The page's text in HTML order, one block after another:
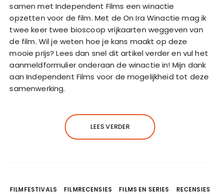
samen met Independent Films een winactie
opzetten voor de film. Met de On Ira Winactie mag ik
twee keer twee bioscoop vrijkaarten weggeven van
de film. Wil je weten hoe je kans maakt op deze
mooie prijs? Lees dan snel dit artikel verder en vul het
aanmeldformulier onderaan de winactie in! Mijn dank
aan Independent Films voor de mogelijkheid tot deze
samenwerking.
LEES VERDER
FILMFESTIVALS FILMRECENSIES FILMS EN SERIES RECENSIES